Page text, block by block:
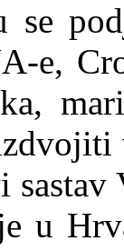
e,
u